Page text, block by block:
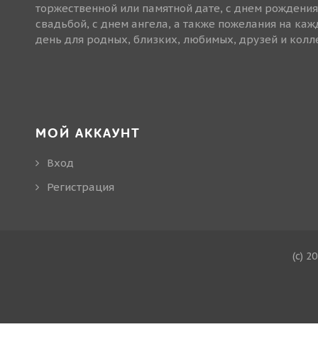
торжественной или памятной дате, с днем
свадьбой, с днем ангела, а также пожелания на
день для родных, близких, любимых, друзей и
МОЙ АККАУНТ
Вход
Регистрация
(c)